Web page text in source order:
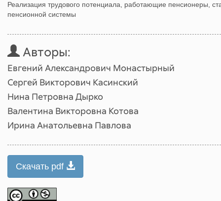
Реализация трудового потенциала, работающие пенсионеры,
пенсионной системы
Авторы:
Евгений Александрович Монастырный
Сергей Викторович Касинский
Нина Петровна Дырко
Валентина Викторовна Котова
Ирина Анатольевна Павлова
Скачать pdf